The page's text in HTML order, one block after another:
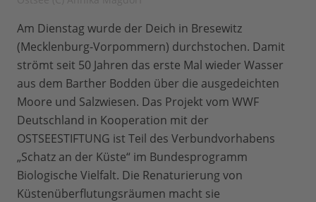
Am Dienstag wurde der Deich in Bresewitz
(Mecklenburg-Vorpommern) durchstochen. Damit
strömt seit 50 Jahren das erste Mal wieder Wasser
aus dem Barther Bodden über die ausgedeichten
Moore und Salzwiesen. Das Projekt vom WWF
Deutschland in Kooperation mit der
OSTSEESTIFTUNG ist Teil des Verbundvorhabens
„Schatz an der Küste“ im Bundesprogramm
Biologische Vielfalt. Die Renaturierung von
Küstenüberflutungsräumen macht sie